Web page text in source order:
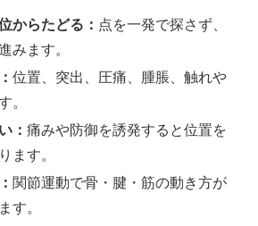
からたどる： 点を一発で探さず、
みます。
位置、突出、圧痛、腫脹、触れや
。
：痛みや防御を誘発すると位置を
ます。
関節運動で骨・腱・筋の動き方が
す。